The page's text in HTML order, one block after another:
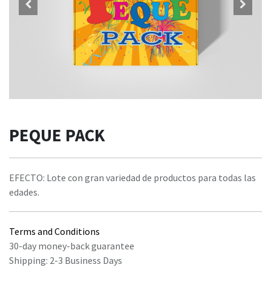
PEQUE PACK
EFECTO: Lote con gran variedad de productos para todas las
edades.
Terms and Conditions
30-day money-back guarantee
Shipping: 2-3 Business Days